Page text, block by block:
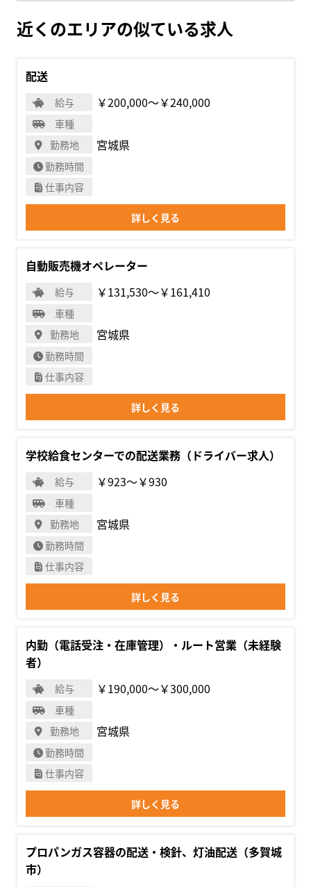
近くのエリアの似ている求人
配送
給与 ￥200,000〜￥240,000
車種
勤務地
宮城県
勤務時間
仕事内容
詳しく見る
自動販売機オペレーター
給与 ￥131,530〜￥161,410
車種
勤務地
宮城県
勤務時間
仕事内容
詳しく見る
学校給食センターでの配送業務（ドライバー求人）
給与 ￥923〜￥930
車種
勤務地
宮城県
勤務時間
仕事内容
詳しく見る
内勤（電話受注・在庫管理）・ルート営業（未経験
者）
給与 ￥190,000〜￥300,000
車種
勤務地
宮城県
勤務時間
仕事内容
詳しく見る
プロパンガス容器の配送・検針、灯油配送（多賀城
市）